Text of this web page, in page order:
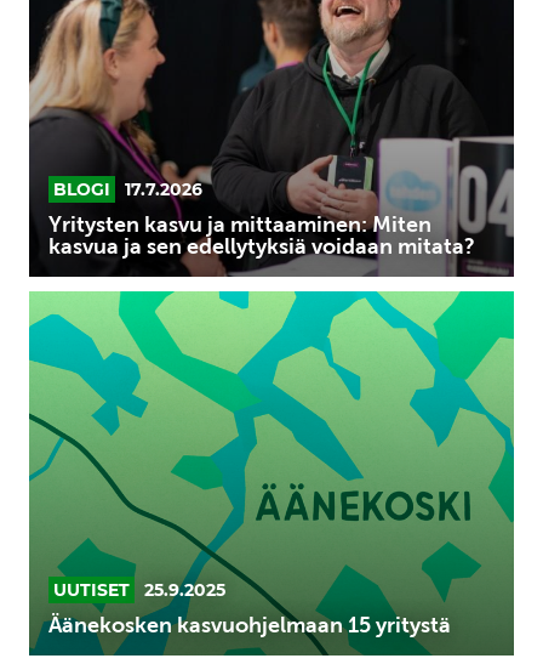
mittaaminen:
Miten
kasvua
ja
sen
edellytyksiä
voidaan
mitata?
BLOGI 17.7.2026
Yritysten kasvu ja mittaaminen: Miten
kasvua ja sen edellytyksiä voidaan mitata?
Äänekosken
kasvuohjelmaan
15
yritystä
UUTISET 25.9.2025
Äänekosken kasvuohjelmaan 15 yritystä